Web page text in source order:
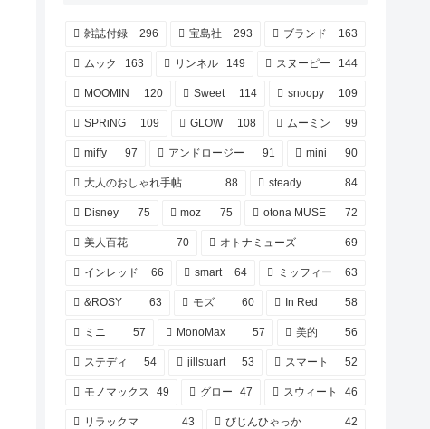
雑誌付録 296 宝島社 293 ブランド 163
ムック 163 リンネル 149 スヌーピー 144
MOOMIN 120 Sweet 114 snoopy 109
SPRiNG 109 GLOW 108 ムーミン 99
miffy 97 アンドロージー 91 mini 90
大人のおしゃれ手帖 88 steady 84
Disney 75 moz 75 otona MUSE 72
美人百花 70 オトナミューズ 69
インレッド 66 smart 64 ミッフィー 63
&ROSY 63 モズ 60 In Red 58
ミニ 57 MonoMax 57 美的 56
ステディ 54 jillstuart 53 スマート 52
モノマックス 49 グロー 47 スウィート 46
リラックマ 43 びじんひゃっか 42